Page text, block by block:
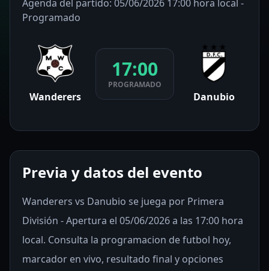
Agenda del partido: 05/06/2026 17:00 hora local -
Programado
Wanderers
17:00
PROGRAMADO
Danubio
Previa y datos del evento
Wanderers vs Danubio se juega por Primera
División - Apertura el 05/06/2026 a las 17:00 hora
local. Consulta la programacion de futbol hoy,
marcador en vivo, resultado final y opciones